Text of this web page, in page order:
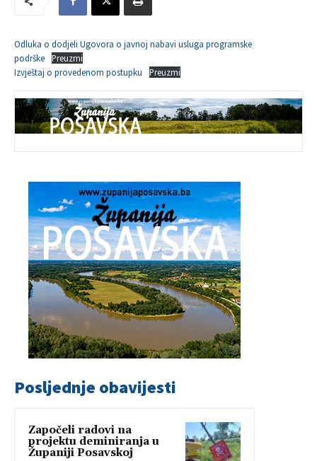
Odluka o dodjeli Ugovora o javnoj nabavi usluga programske
podrške
Preuzmi
Izvještaj o provedenom postupku
Preuzmi
Posljednje obavijesti
Započeli radovi na
projektu deminiranja u
Županiji Posavskoj